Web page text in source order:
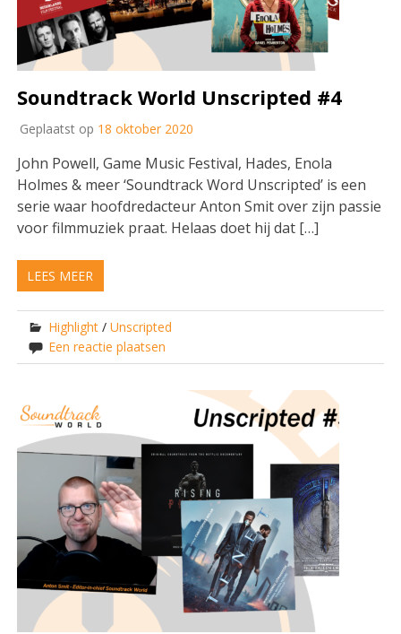
Soundtrack World Unscripted #4
Geplaatst op 18 oktober 2020
John Powell, Game Music Festival, Hades, Enola
Holmes & meer ‘Soundtrack Word Unscripted’ is een
serie waar hoofdredacteur Anton Smit over zijn passie
voor filmmuziek praat. Helaas doet hij dat […]
LEES MEER
Highlight /Unscripted
Een reactie plaatsen